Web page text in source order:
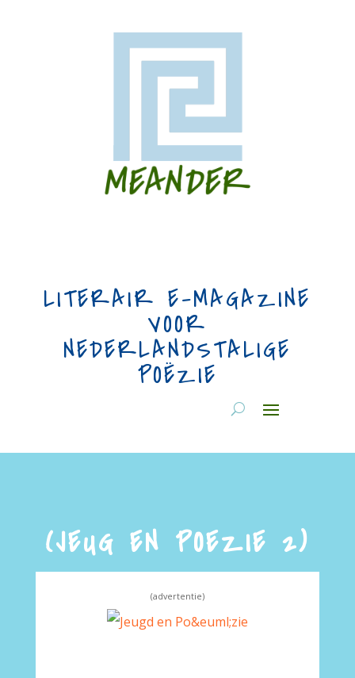
LITERAIR E-MAGAZINE
VOOR
NEDERLANDSTALIGE
POËZIE
(JEUG EN POEZIE 2)
(advertentie)